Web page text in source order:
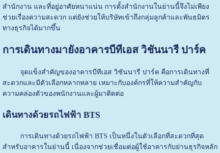
สำนักงาน และที่อยู่อาศัยหนาแน่น การตั้งสำนักงานในย่านนี้จึงไม่เพียง
ช่วยเรื่องความสะดวก แต่ยังช่วยให้บริษัทเข้าถึงกลุ่มลูกค้าและพันธมิตร
ทางธุรกิจได้มากขึ้น
การเดินทางมายังอาคารบีทีเอส วิชันนารี ปาร์ค
จุดแข็งสำคัญของอาคารบีทีเอส วิชันนารี ปาร์ค คือการเดินทางที่
สะดวกและมีตัวเลือกหลากหลาย เหมาะกับองค์กรที่ให้ความสำคัญกับ
ความคล่องตัวของพนักงานและผู้มาติดต่อ
เดินทางด้วยรถไฟฟ้า BTS
การเดินทางด้วยรถไฟฟ้า BTS เป็นหนึ่งในตัวเลือกที่สะดวกที่สุด
สำหรับอาคารในย่านนี้ เนื่องจากช่วยเชื่อมต่อผู้ใช้อาคารกับย่านธุรกิจหลัก